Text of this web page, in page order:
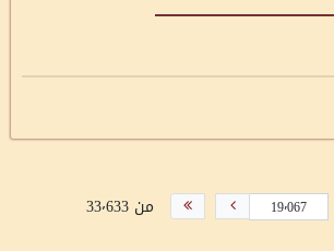
من 33٬633